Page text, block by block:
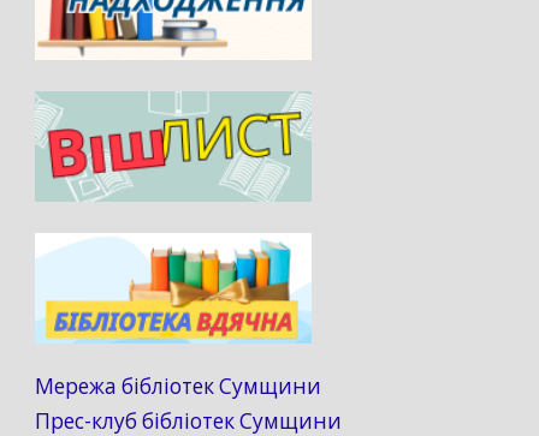
Мережа бібліотек Сумщини
Прес-клуб бібліотек Сумщини